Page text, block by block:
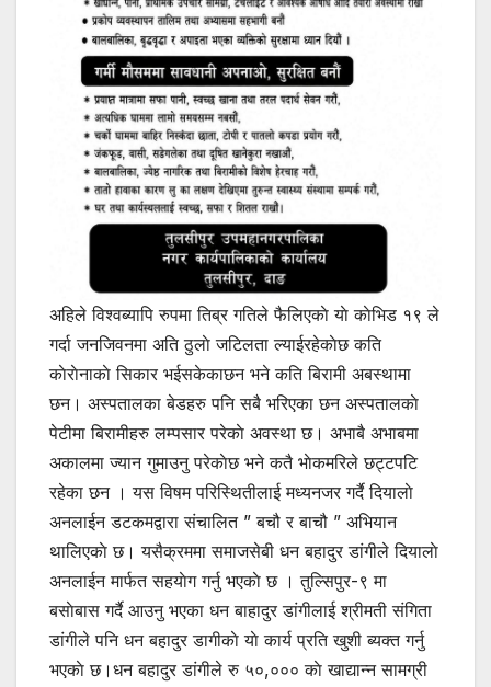
अहिले विश्वब्यापि रुपमा तिब्र गतिले फैलिएकाे याे काेभिड १९ ले
गर्दा जनजिवनमा अति ठुलाे जटिलता ल्याईरहेकाेछ कति
काेराेनाकाे सिकार भईसकेकाछन भने कति बिरामी अबस्थामा
छन। अस्पतालका बेडहरु पनि सबै भरिएका छन अस्पतालकाे
पेटीमा बिरामीहरु लम्पसार परेकाे अवस्था छ। अभाबै अभाबमा
अकालमा ज्यान गुमाउनु परेकाेछ भने कतै भाेकमरिले छट्टपटि
रहेका छन । यस विषम परिस्थितीलाई मध्यनजर गर्दै दियालाे
अनलाईन डटकमद्वारा संचालित ” बचौ र बाचौ ” अभियान
थालिएकाे छ। यसैक्रममा समाजसेबी धन बहादुर डांगीले दियालाे
अनलाईन मार्फत सहयाेग गर्नु भएकाे छ । तुल्सिपुर-९ मा
बसाेबास गर्दै आउनु भएका धन बाहादुर डांगीलाई श्रीमती संगिता
डांगीले पनि धन बहादुर डागीकाे याे कार्य प्रति खुशी ब्यक्त गर्नु
भएकाे छ।धन बहादुर डांगीले रु ५०,००० काे खाद्यान्न सामग्री